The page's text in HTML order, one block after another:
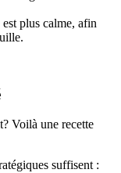
plus calme, afin
Voilà une recette
suffisent :